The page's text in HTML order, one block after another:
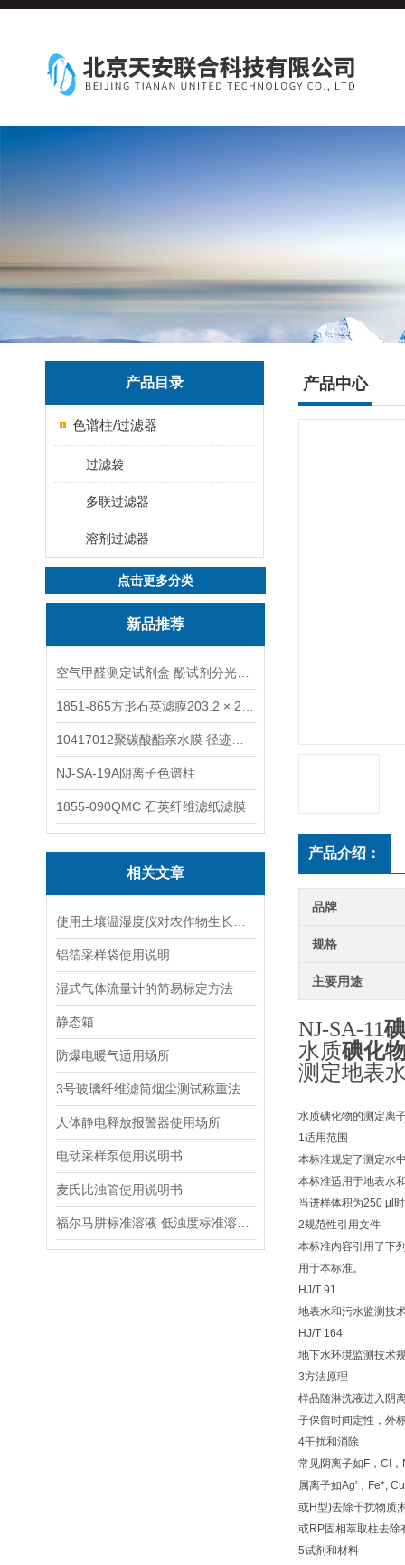
产品目录
色谱柱/过滤器
过滤袋
多联过滤器
溶剂过滤器
点击更多分类
新品推荐
NJ-SA-19A阴离子色谱柱
1855-090QMC 石英纤维滤纸滤膜
相关文章
铝箔采样袋使用说明
湿式气体流量计的简易标定方法
静态箱
防爆电暖气适用场所
3号玻璃纤维滤筒烟尘测试称重法
人体静电释放报警器使用场所
电动采样泵使用说明书
麦氏比浊管使用说明书
产品中心
产品介绍：
品牌
规格
主要用途
NJ-SA-11
水质碘化
测定地表
水质碘化物的测定离
1适用范围
本标准规定了测定水
本标准适用于地表水
当进样体积为250 μl
2规范性引用文件
本标准内容引用了下
用于本标准。
HJ/T 91
地表水和污水监测技
HJ/T 164
地下水环境监测技术
3方法原理
样品随淋洗液进入阴
子保留时间定性，外
4干扰和消除
常见阴离子如 F ， CI ，
属离子如Ag' ， Fe*,
或H型)去除干扰物质;
或RP固相萃取柱去除
5试剂和材料